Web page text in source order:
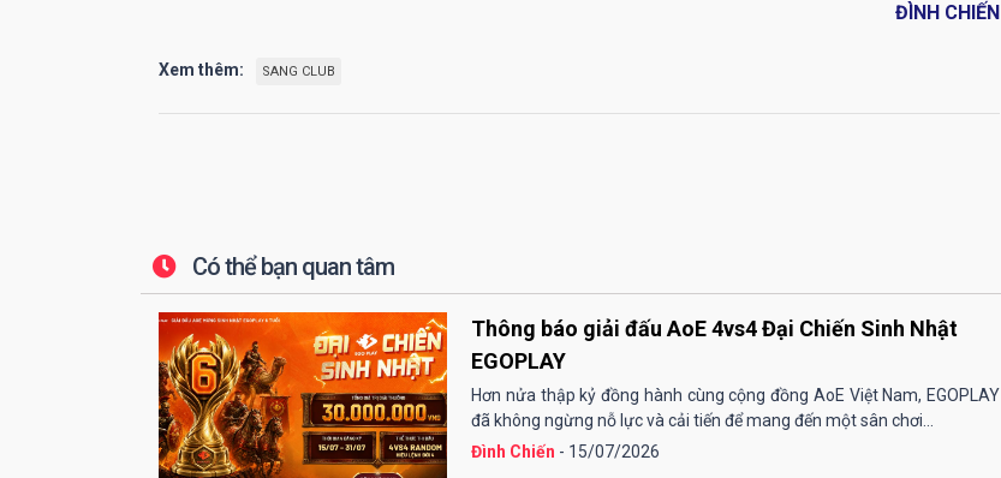
ĐÌNH CHIẾN
Xem thêm: SANG CLUB
Có thể bạn quan tâm
Thông báo giải đấu AoE 4vs4 Đại Chiến Sinh Nhật
EGOPLAY
Hơn nửa thập kỷ đồng hành cùng cộng đồng AoE Việt Nam, EGOPLAY
đã không ngừng nỗ lực và cải tiến để mang đến một sân chơi...
Đình Chiến - 15/07/2026